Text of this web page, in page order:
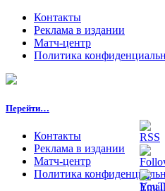
Контакты
Реклама в издании
Матч-центр
Политика
Перейти…
Контакты
Реклама в издании
Матч-центр
Политика